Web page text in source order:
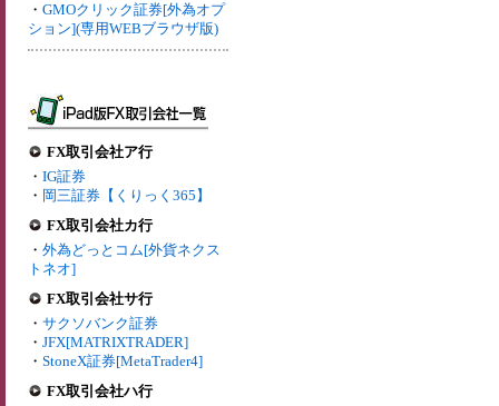
・ GMOクリック証券[外為オプ
ション](専用WEBブラウザ版)
FX取引会社ア行
・ IG証券
・ 岡三証券【くりっく365】
FX取引会社カ行
・ 外為どっとコム[外貨ネクス
トネオ]
FX取引会社サ行
・ サクソバンク証券
・ JFX[MATRIXTRADER]
・ StoneX証券[MetaTrader4]
FX取引会社ハ行